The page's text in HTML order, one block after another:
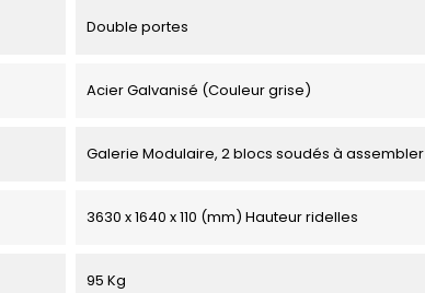
Double portes
Acier Galvanisé (Couleur grise)
Galerie Modulaire, 2 blocs soudés à assembler
3630 x 1640 x 110 (mm) Hauteur ridelles
95 Kg